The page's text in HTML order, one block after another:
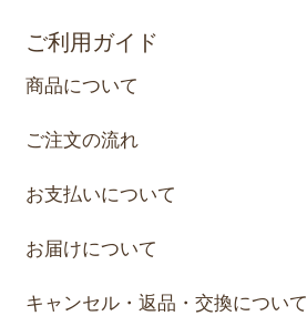
ご利用ガイド
商品について
ご注文の流れ
お支払いについて
お届けについて
キャンセル・返品・交換について